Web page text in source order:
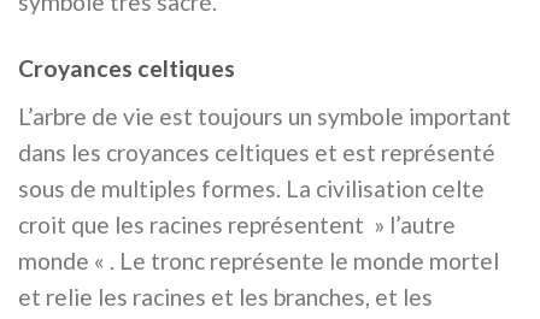
Croyances celtiques
L’arbre de vie est toujours un symbole important
dans les croyances celtiques et est représenté
sous de multiples formes. La civilisation celte
croit que les racines représentent » l’autre
monde « . Le tronc représente le monde mortel
et relie les racines et les branches, et les